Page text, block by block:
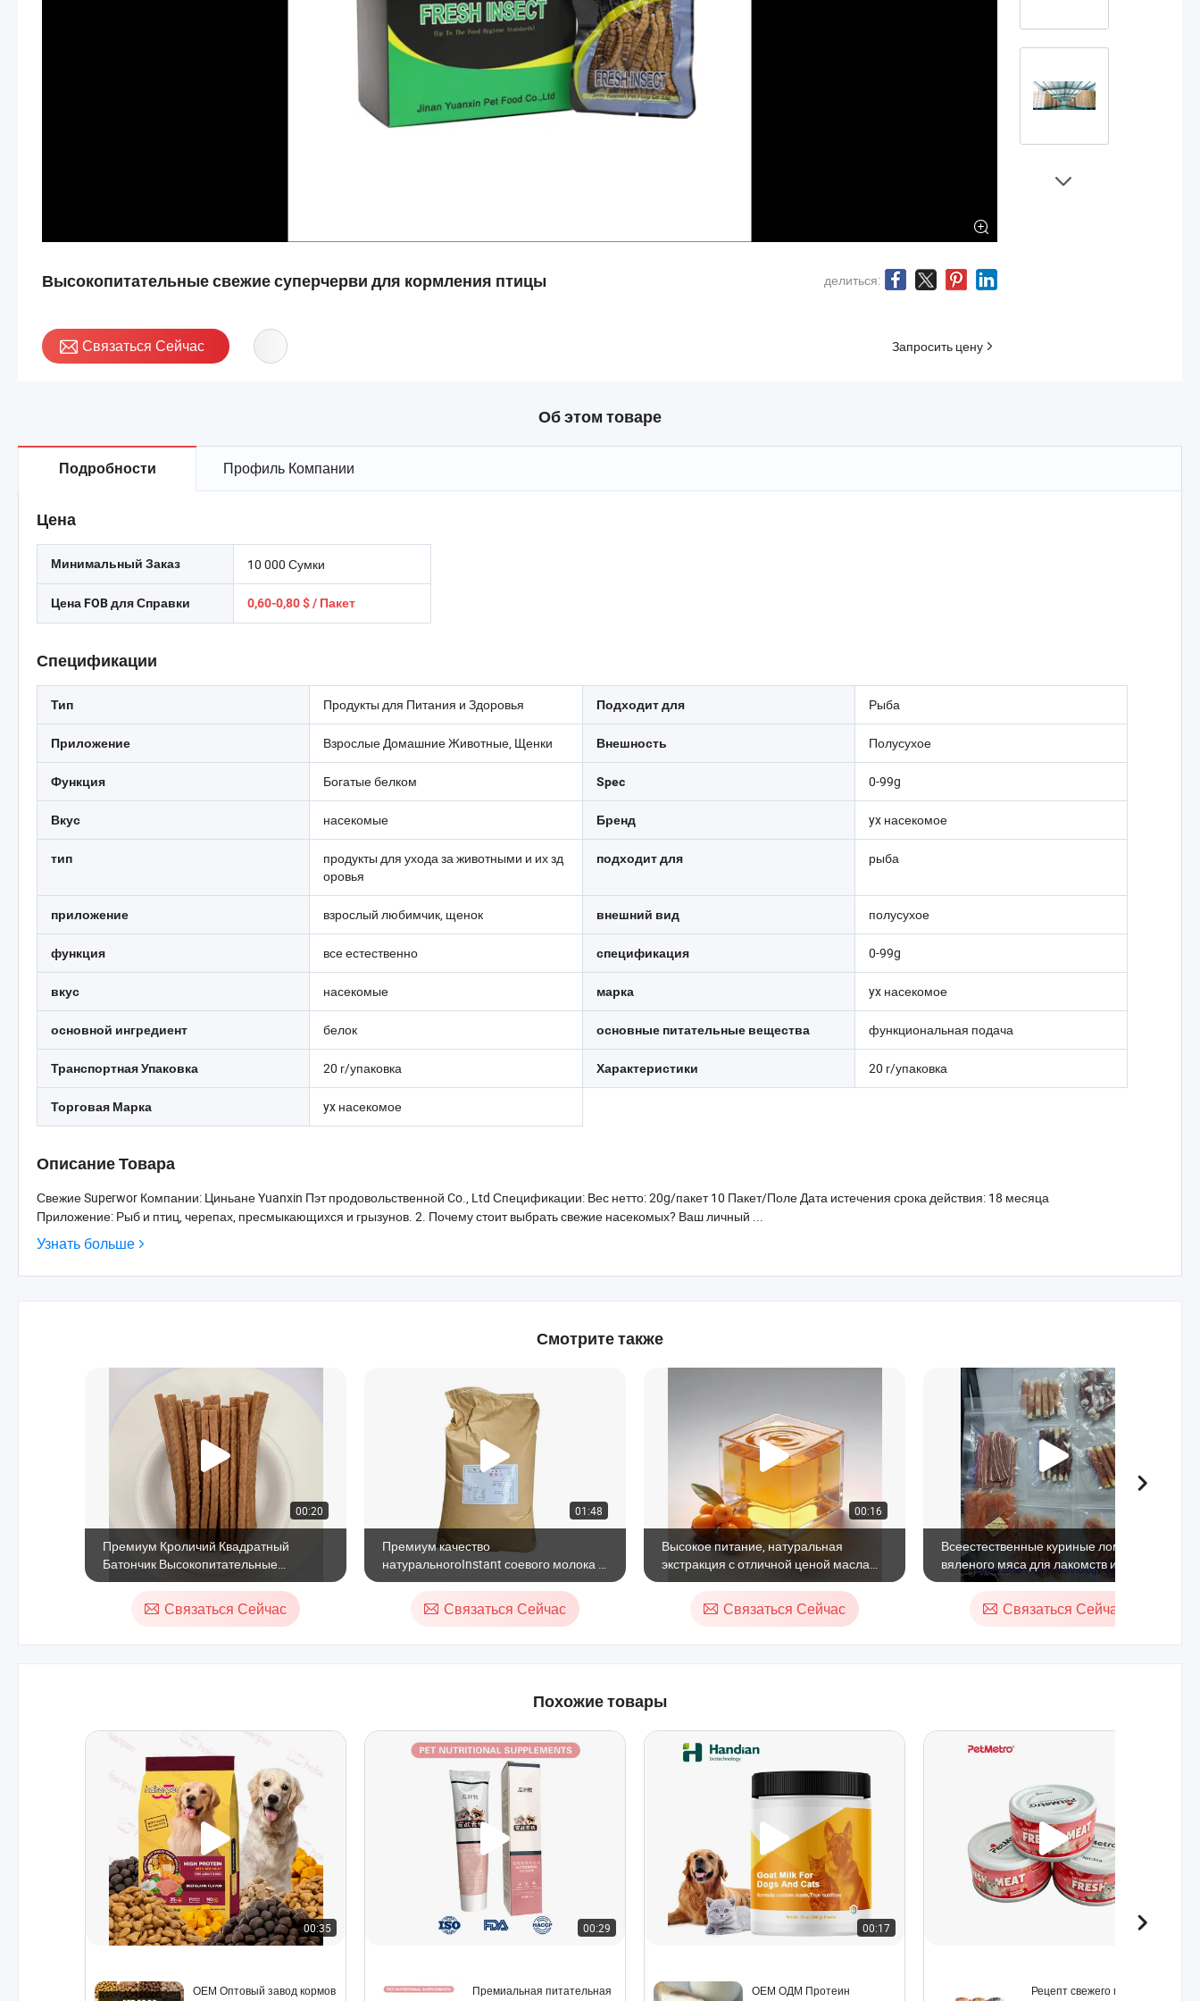
Высокопитательные свежие суперчерви для кормления птицы делиться:
Связаться Сейчас Запросить цену
Об этом товаре
Подробности Профиль Компании
Цена
Минимальный Заказ
Цена FOB для Справки
10 000 Сумки
0,60-0,80 $ / Пакет
Спецификации
Тип Продукты для Питания и Здоровья Подходит для Рыба
Приложение Взрослые Домашние Животные, Щенки Внешность Полусухое
Функция Богатые белком Spec 0-99g
Вкус насекомые Бренд yx насекомое
тип
продукты для ухода за животными и их зд
оровья
подходит для рыба
приложение взрослый любимчик, щенок внешний вид полусухое
функция все естественно спецификация 0-99g
вкус насекомые марка yx насекомое
основной ингредиент белок основные питательные вещества функциональная подача
Транспортная Упаковка 20 г/упаковка Характеристики 20 г/упаковка
Торговая Марка yx насекомое
Описание Товара
Свежие Superwor Компании: Циньане Yuanxin Пэт продовольственной Co., Ltd Спецификации: Вес нетто: 20g/пакет 10 Пакет/Поле Дата истечения срока действия: 18 месяца
Приложение: Рыб и птиц, черепах, пресмыкающихся и грызунов. 2. Почему стоит выбрать свежие насекомых? Ваш личный ...
Узнать больше
Смотрите также
00:20
Премиум Кроличий Квадратный
Батончик Высокопитательные
Жевательные Угощения для Собак
Связаться Сейчас
01:48
Премиум качество
натуральногоInstant соевого молока в
порошке - без консервантов, высокая
питательная ценность
Связаться Сейчас
00:16
Высокое питание, натуральная
экстракция с отличной ценой масла
облепихи
Связаться Сейчас
Всеестественные куриные ломтики
вяленого мяса для лакомств и
угощений для домашних животных
Связаться Сейчас
Похожие товары
00:35
ОЕМ Оптовый завод кормов
00:29
Премиальная питательная
00:17
ОЕМ ОДМ Протеин
00:44
Рецепт свежего мяса,